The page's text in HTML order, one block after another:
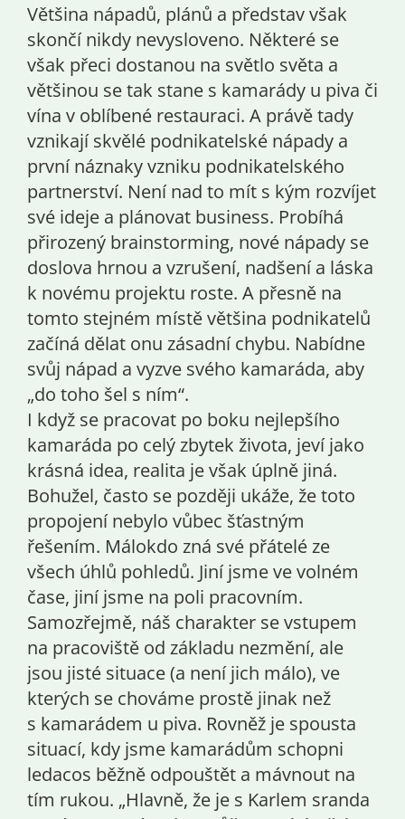
Většina nápadů, plánů a představ však
skončí nikdy nevysloveno. Některé se
však přeci dostanou na světlo světa a
většinou se tak stane s kamarády u piva či
vína v oblíbené restauraci. A právě tady
vznikají skvělé podnikatelské nápady a
první náznaky vzniku podnikatelského
partnerství. Není nad to mít s kým rozvíjet
své ideje a plánovat business. Probíhá
přirozený brainstorming, nové nápady se
doslova hrnou a vzrušení, nadšení a láska
k novému projektu roste. A přesně na
tomto stejném místě většina podnikatelů
začíná dělat onu zásadní chybu. Nabídne
svůj nápad a vyzve svého kamaráda, aby
„do toho šel s ním“.
I když se pracovat po boku nejlepšího
kamaráda po celý zbytek života, jeví jako
krásná idea, realita je však úplně jiná.
Bohužel, často se později ukáže, že toto
propojení nebylo vůbec šťastným
řešením. Málokdo zná své přátelé ze
všech úhlů pohledů. Jiní jsme ve volném
čase, jiní jsme na poli pracovním.
Samozřejmě, náš charakter se vstupem
na pracoviště od základu nezmění, ale
jsou jisté situace (a není jich málo), ve
kterých se chováme prostě jinak než
s kamarádem u piva. Rovněž je spousta
situací, kdy jsme kamarádům schopni
ledacos běžně odpouštět a mávnout na
tím rukou. „Hlavně, že je s Karlem sranda